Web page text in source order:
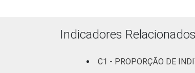
Superior
etária
De 10 a 15
anos
Indicadores Relacionados
C1 - PROPORÇÃO DE